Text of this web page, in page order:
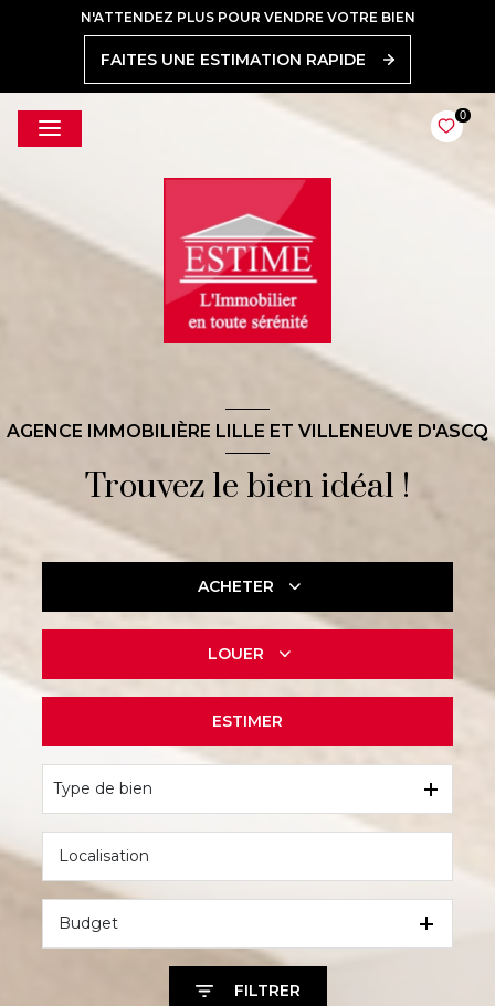
N'ATTENDEZ PLUS POUR VENDRE VOTRE BIEN
FAITES UNE ESTIMATION RAPIDE
0
AGENCE IMMOBILIÈRE LILLE ET VILLENEUVE D'ASCQ
Trouvez le bien idéal !
ACHETER
LOUER
ESTIMER
Type de bien
Budget
FILTRER